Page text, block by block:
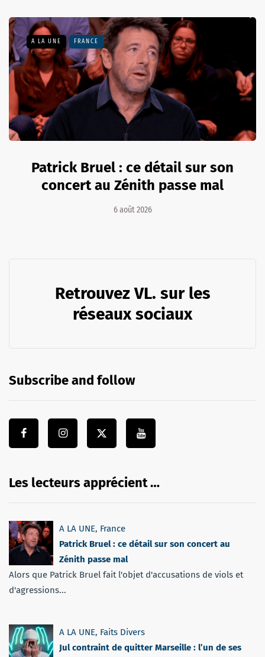
A LA UNE FRANCE
Patrick Bruel : ce détail sur son
concert au Zénith passe mal
6 août 2026
Retrouvez VL. sur les
réseaux sociaux
Subscribe and follow
Les lecteurs apprécient …
A LA UNE, France
Patrick Bruel : ce détail sur son concert au
Zénith passe mal
Alors que Patrick Bruel fait l'objet d'accusations de viols et
d'agressions...
A LA UNE, Faits Divers
Jul contraint de quitter Marseille : l’un de ses